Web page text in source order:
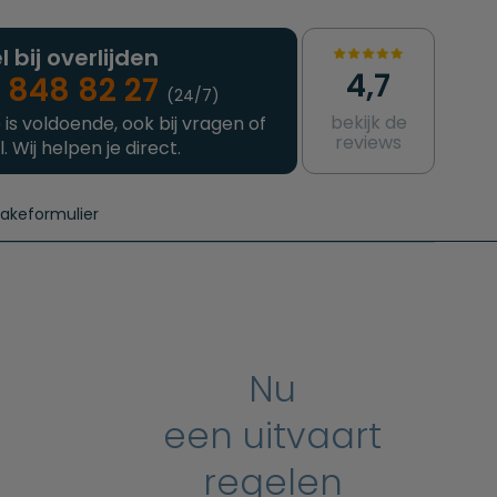
bij overlijden
82 27 (24/7)
voldoende, ook bij vragen of
Wij helpen je direct.
4,7
bekijk de
reviews
Nu
een uitvaart
regelen